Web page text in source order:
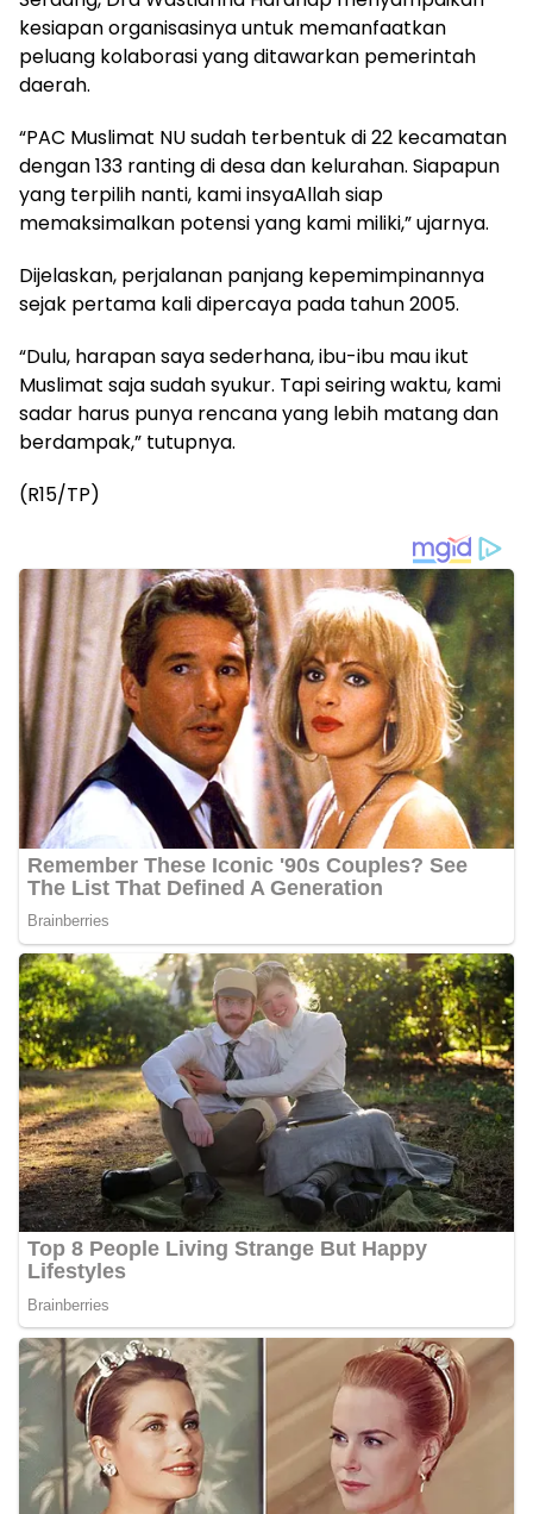
kesiapan organisasinya untuk memanfaatkan
peluang kolaborasi yang ditawarkan pemerintah
daerah.
“PAC Muslimat NU sudah terbentuk di 22 kecamatan
dengan 133 ranting di desa dan kelurahan. Siapapun
yang terpilih nanti, kami insyaAllah siap
memaksimalkan potensi yang kami miliki,” ujarnya.
Dijelaskan, perjalanan panjang kepemimpinannya
sejak pertama kali dipercaya pada tahun 2005.
“Dulu, harapan saya sederhana, ibu-ibu mau ikut
Muslimat saja sudah syukur. Tapi seiring waktu, kami
sadar harus punya rencana yang lebih matang dan
berdampak,” tutupnya.
(R15/TP)